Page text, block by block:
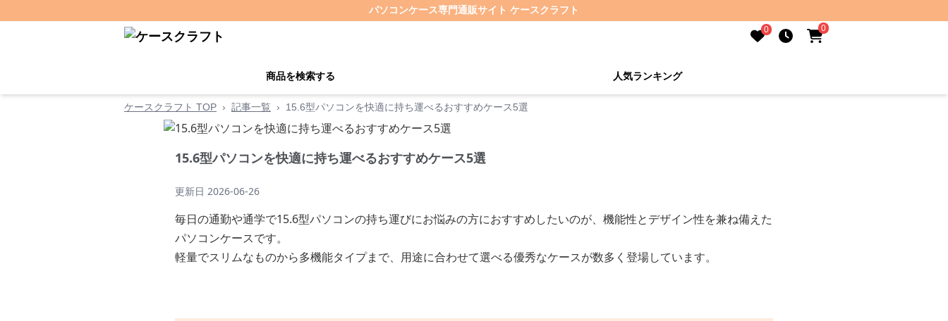
パソコンケース専門通販サイト ケースクラフト
0 0
商品を検索する 人気ランキング
ケースクラフト TOP › 記事一覧 › 15.6型パソコンを快適に持ち運べるおすすめケース5選
15.6型パソコンを快適に持ち運べるおすすめケース5選
更新日 2026-06-26
毎日の通勤や通学で15.6型パソコンの持ち運びにお悩みの方におすすめしたいのが、機能性とデザイン性を兼ね備えた
パソコンケースです。
軽量でスリムなものから多機能タイプまで、用途に合わせて選べる優秀なケースが数多く登場しています。